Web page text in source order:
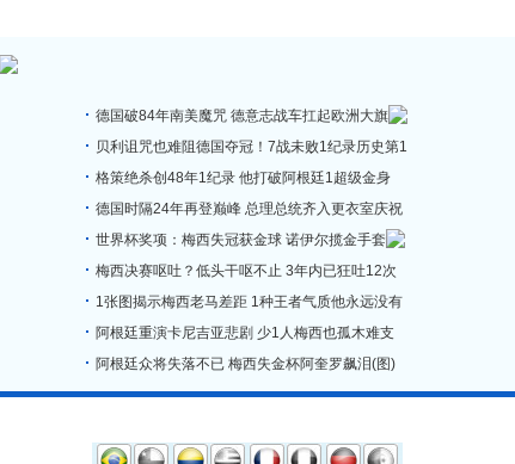
德国破84年南美魔咒 德意志战车扛起欧洲大旗
贝利诅咒也难阻德国夺冠！7战未败1纪录历史第1
格策绝杀创48年1纪录 他打破阿根廷1超级金身
德国时隔24年再登巅峰 总理总统齐入更衣室庆祝
世界杯奖项：梅西失冠获金球 诺伊尔揽金手套
梅西决赛呕吐？低头干呕不止 3年内已狂吐12次
1张图揭示梅西老马差距 1种王者气质他永远没有
阿根廷重演卡尼吉亚悲剧 少1人梅西也孤木难支
阿根廷众将失落不已 梅西失金杯阿奎罗飙泪(图)